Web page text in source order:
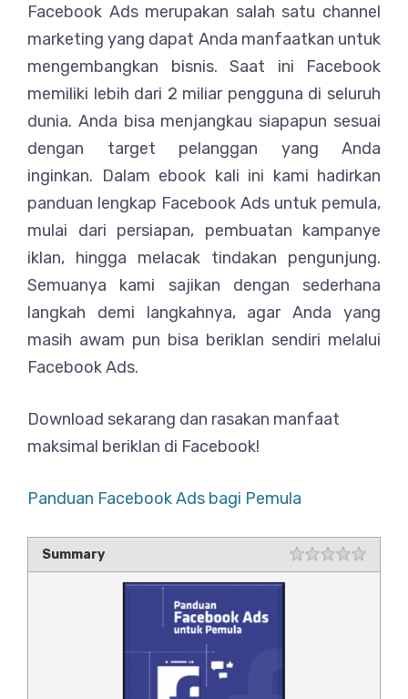
Facebook Ads merupakan salah satu channel
marketing yang dapat Anda manfaatkan untuk
mengembangkan bisnis. Saat ini Facebook
memiliki lebih dari 2 miliar pengguna di seluruh
dunia. Anda bisa menjangkau siapapun sesuai
dengan target pelanggan yang Anda
inginkan. Dalam ebook kali ini kami hadirkan
panduan lengkap Facebook Ads untuk pemula,
mulai dari persiapan, pembuatan kampanye
iklan, hingga melacak tindakan pengunjung.
Semuanya kami sajikan dengan sederhana
langkah demi langkahnya, agar Anda yang
masih awam pun bisa beriklan sendiri melalui
Facebook Ads.
Download sekarang dan rasakan manfaat
maksimal beriklan di Facebook!
Panduan Facebook Ads bagi Pemula
Summary